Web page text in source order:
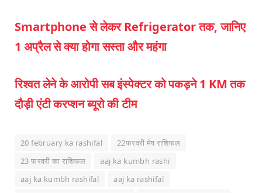
Smartphone से लेकर Refrigerator तक, जानिए
1 अप्रैल से क्या होगा सस्ता और महंगा
रिश्वत लेने के आरोपी सब इंस्पेक्टर को पकड़ने 1 KM तक
दौड़ी एंटी करप्शन ब्यूरो की टीम
20 february ka rashifal
22फरवरी मेष राशिफल
23 फरवरी का राशिफल
aaj ka kumbh rashi
aaj ka kumbh rashifal
aaj ka rashifal